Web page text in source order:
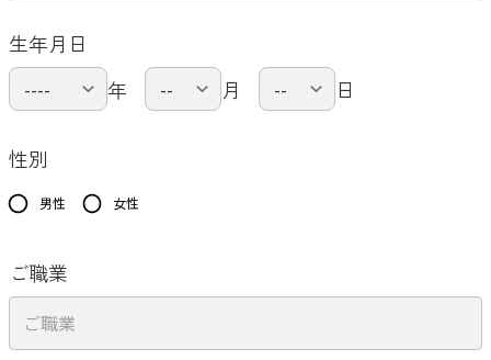
生年月日
年
月 日
性別
男性 女性
ご職業